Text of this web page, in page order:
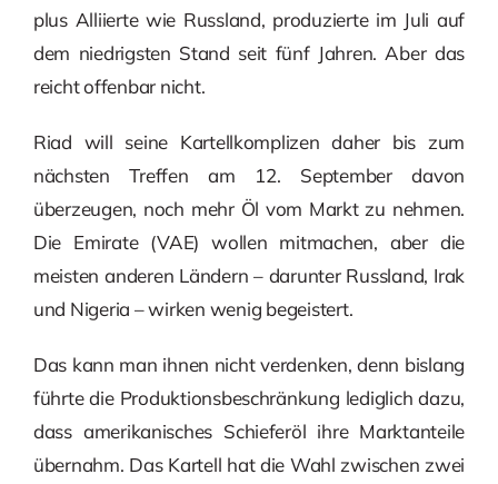
plus Alliierte wie Russland, produzierte im Juli auf
dem niedrigsten Stand seit fünf Jahren. Aber das
reicht offenbar nicht.
Riad will seine Kartellkomplizen daher bis zum
nächsten Treffen am 12. September davon
überzeugen, noch mehr Öl vom Markt zu nehmen.
Die Emirate (VAE) wollen mitmachen, aber die
meisten anderen Ländern – darunter Russland, Irak
und Nigeria – wirken wenig begeistert.
Das kann man ihnen nicht verdenken, denn bislang
führte die Produktionsbeschränkung lediglich dazu,
dass amerikanisches Schieferöl ihre Marktanteile
übernahm. Das Kartell hat die Wahl zwischen zwei